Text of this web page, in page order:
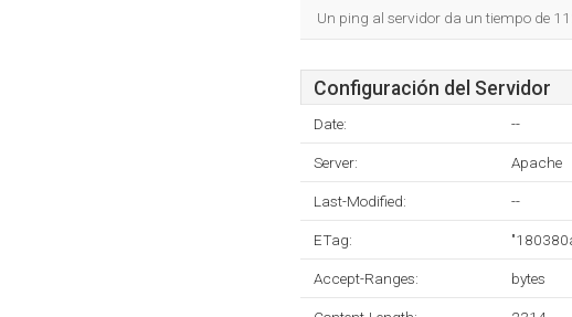
Un ping al servidor da un tiempo de
Configuración del Servidor
Date: --
Server: Apache
Last-Modified: --
ETag:
Accept-Ranges: bytes